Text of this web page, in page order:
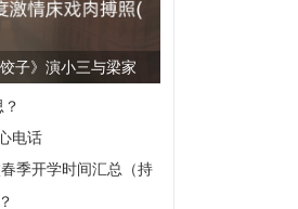
子》演小三与梁家
搏照(...
电话
季开学时间汇总（持